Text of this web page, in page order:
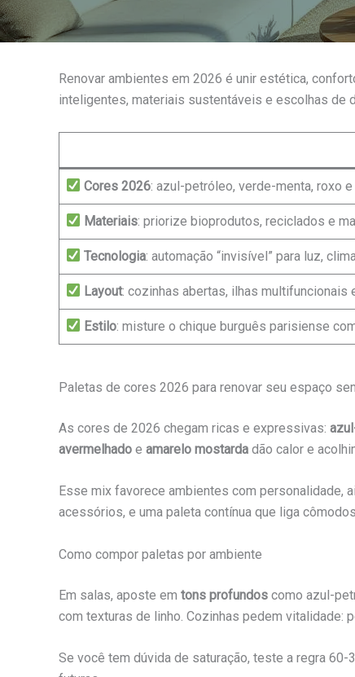
Renovar ambientes em 2026 é unir estética,
inteligentes, materiais sustentáveis e escolhas de
Cores 2026: azul-petróleo, verde-menta, roxo
Materiais: priorize bioprodutos, reciclados e
Tecnologia: automação “invisível” para luz,
Layout: cozinhas abertas, ilhas
Estilo: misture o chique burguês parisiense
Paletas de cores 2026 para renovar seu espaço
As cores de 2026 chegam ricas e expressivas:
avermelhado e amarelo mostarda dão calor e
Esse mix favorece ambientes com personalidade,
acessórios, e uma paleta contínua que liga
Como compor paletas por ambiente
Em salas, aposte em tons profundos como azul-
com texturas de linho. Cozinhas pedem
Se você tem dúvida de saturação, teste a regra